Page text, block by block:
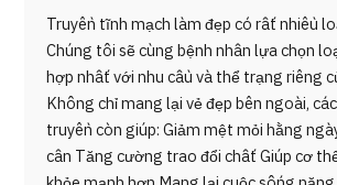
Truyền tĩnh mạch làm đẹp có rất nhiều
Chúng tôi sẽ cùng bệnh nhân lựa chọn
hợp nhất với nhu cầu và thể trạng riêng
Không chỉ mang lại vẻ đẹp bên ngoài,
truyền còn giúp: Giảm mệt mỏi hằng
cân Tăng cường trao đổi chất Giúp cơ